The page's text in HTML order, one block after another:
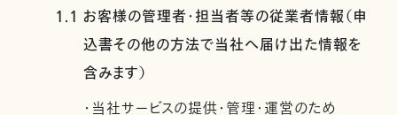
1.1 お客様の管理者・担当者等の従業者情報（申
込書その他の方法で当社へ届け出た情報を
含みます）
・当社サービスの提供・管理・運営のため